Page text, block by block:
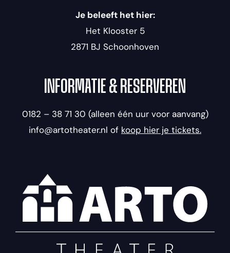
Je beleeft het hier:
Het Klooster 5
2871 BJ Schoonhoven
INFORMATIE & RESERVEREN
0182 – 38 71 30 (alleen één uur voor aanvang)
info@artotheater.nl of koop hier je tickets.